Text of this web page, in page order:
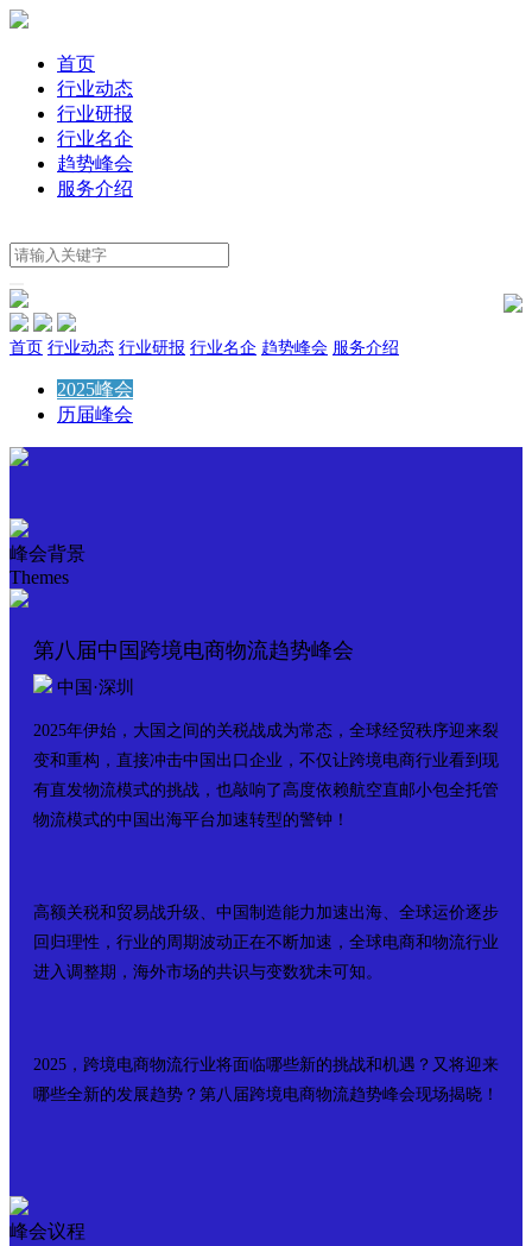
首页
行业动态
行业研报
行业名企
趋势峰会
服务介绍
首页 行业动态 行业研报 行业名企 趋势峰会 服务介绍
2025峰会
历届峰会
峰会背景
Themes
第八届中国跨境电商物流趋势峰会
中国·深圳
2025年伊始，大国之间的关税战成为常态，全球经贸秩序迎来裂
变和重构，直接冲击中国出口企业，不仅让跨境电商行业看到现
有直发物流模式的挑战，也敲响了高度依赖航空直邮小包全托管
物流模式的中国出海平台加速转型的警钟！
高额关税和贸易战升级、中国制造能力加速出海、全球运价逐步
回归理性，行业的周期波动正在不断加速， 全球电商和物流行业
进入调整期，海外市场的共识与变数犹未可知。
2025，跨境电商物流行业将面临哪些新的挑战和机遇？又将迎来
哪些全新的发展趋势？第八届跨境电商物流趋势峰会现场揭晓！
峰会议程